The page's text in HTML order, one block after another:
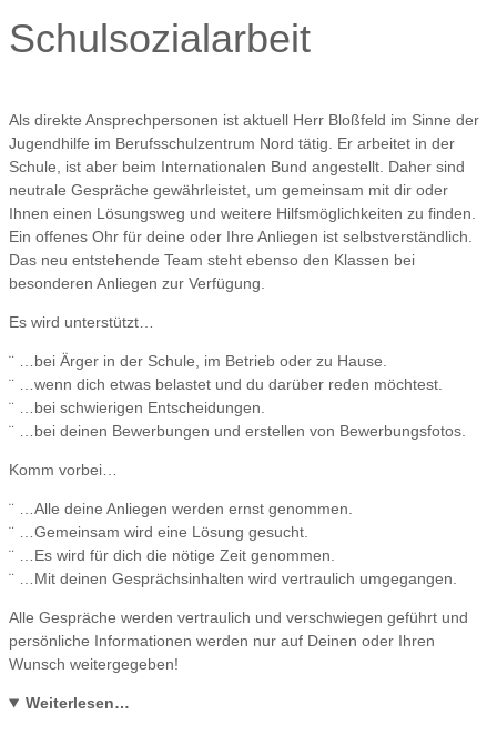
Schulsozialarbeit
Als direkte Ansprechpersonen ist aktuell Herr Bloßfeld im Sinne der
Jugendhilfe im Berufsschulzentrum Nord tätig. Er arbeitet in der
Schule, ist aber beim Internationalen Bund angestellt. Daher sind
neutrale Gespräche gewährleistet, um gemeinsam mit dir oder
Ihnen einen Lösungsweg und weitere Hilfsmöglichkeiten zu finden.
Ein offenes Ohr für deine oder Ihre Anliegen ist selbstverständlich.
Das neu entstehende Team steht ebenso den Klassen bei
besonderen Anliegen zur Verfügung.
Es wird unterstützt…
¨ …bei Ärger in der Schule, im Betrieb oder zu Hause.
¨ …wenn dich etwas belastet und du darüber reden möchtest.
¨ …bei schwierigen Entscheidungen.
¨ …bei deinen Bewerbungen und erstellen von Bewerbungsfotos.
Komm vorbei…
¨ …Alle deine Anliegen werden ernst genommen.
¨ …Gemeinsam wird eine Lösung gesucht.
¨ …Es wird für dich die nötige Zeit genommen.
¨ …Mit deinen Gesprächsinhalten wird vertraulich umgegangen.
Alle Gespräche werden vertraulich und verschwiegen geführt und
persönliche Informationen werden nur auf Deinen oder Ihren
Wunsch weitergegeben!
Weiterlesen…